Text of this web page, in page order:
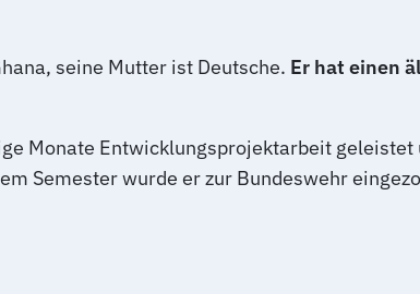
seine Mutter ist Deutsche. Er hat einen
Monate Entwicklungsprojektarbeit geleistet
Semester wurde er zur Bundeswehr